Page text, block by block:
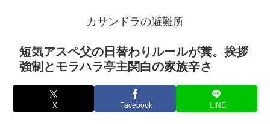
カサンドラの避難所
短気アスペ父の日替わりルールが糞。挨拶
強制とモラハラ亭主関白の家族辛さ
X Facebook LINE